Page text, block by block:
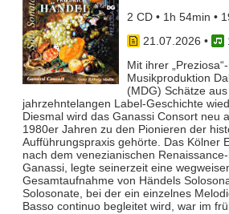
2 CD • 1h 54min •
21.07.2026 •
Mit ihrer
Musikproduktion
(MDG) Schätze
jahrzehntelangen Label-Geschichte
Diesmal wird das Ganassi Consort neu
1980er Jahren zu den Pionieren der
Aufführungspraxis gehörte. Das Kölner
nach dem venezianischen
Ganassi, legte seinerzeit eine
Gesamtaufnahme von Händels
Solosonate, bei der ein einzelnes
Basso continuo begleitet wird, war im